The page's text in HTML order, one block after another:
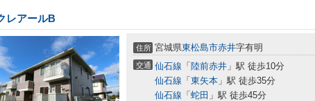
レアールB
住所 宮城県東松島市赤井字有明
交通 仙石線 「 陸前赤井 」駅 徒歩10分
仙石線 「 東矢本 」駅 徒歩35分
仙石線 「 蛇田 」駅 徒歩45分